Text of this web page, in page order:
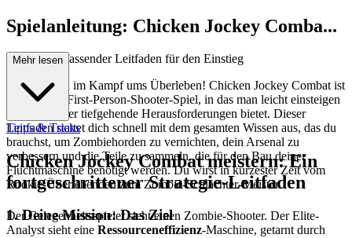
Spielanleitung: Chicken Jockey Comba...
t – Dein umfassender Leitfaden für den Einstieg
Willkommen im Kampf ums Überleben! Chicken Jockey Combat ist
ein rasantes First-Person-Shooter-Spiel, in das man leicht einsteigen
kann, das aber tiefgehende Herausforderungen bietet. Dieser
Leitfaden stattet dich schnell mit dem gesamten Wissen aus, das du
brauchst, um Zombiehorden zu vernichten, dein Arsenal zu
verbessern und die Teile zu sammeln, die für den Bau deiner
Fluchtmaschine benötigt werden. Du wirst in kürzester Zeit vom
Rookie-Überlebenden zum Zombie-Schlächter-Meister.
1. Deine Mission: Das Ziel
Mehr lesen
Tipps & Tricks
Chicken Jockey Combat meistern: Ein
fortgeschrittener Strategie-Leitfaden
Der Gelegenheitsspieler sieht einen Zombie-Shooter. Der Elite-
Analyst sieht eine Ressourceneffizienz-Maschine, getarnt durch